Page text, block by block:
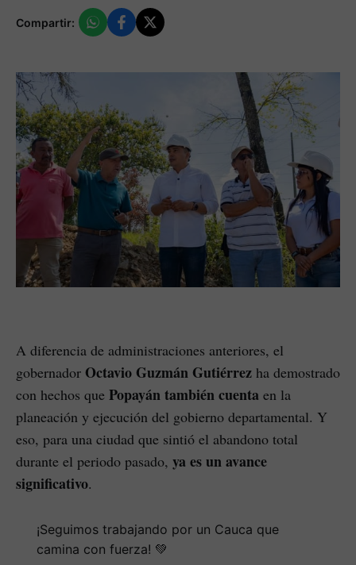
Compartir:
A diferencia de administraciones anteriores, el
gobernador Octavio Guzmán Gutiérrez ha demostrado
con hechos que Popayán también cuenta en la
planeación y ejecución del gobierno departamental. Y
eso, para una ciudad que sintió el abandono total
durante el periodo pasado, ya es un avance
significativo.
¡Seguimos trabajando por un Cauca que
camina con fuerza! 💚